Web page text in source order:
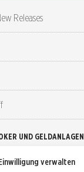
verwalten
Releases
UND GELDANLAGEN